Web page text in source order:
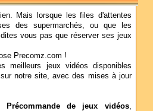
Mais lorsque les files d'attentes
des supermarchés, ou que les
vous pas que réserver ses jeux
Precomz.com !
meilleurs jeux vidéos disponibles
notre site, avec des mises à jour
Précommande de jeux vidéos,